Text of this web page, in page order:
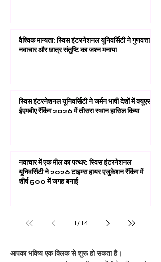
वैश्विक मान्यता: स्विस इंटरनेशनल यूनिवर्सिटी ने गुणवत्ता,
नवाचार और छात्र संतुष्टि का जश्न मनाया
स्विस इंटरनेशनल यूनिवर्सिटी ने जर्मन भाषी देशों में क्यूएस
ईएमबीए रैंकिंग 2026 में तीसरा स्थान हासिल किया
नवाचार में एक मील का पत्थर: स्विस इंटरनेशनल
यूनिवर्सिटी ने 2026 टाइम्स हायर एजुकेशन रैंकिंग में
शीर्ष 500 में जगह बनाई
1 /14
आपका भविष्य एक क्लिक से शुरू हो सकता है।